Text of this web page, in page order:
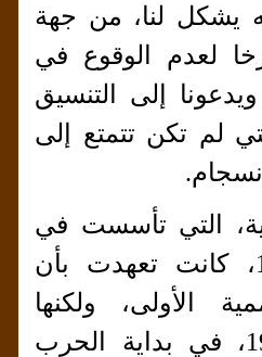
يشكل لنا، من جهة
لعدم الوقوع في
ويدعونا إلى التنسيق
لم تكن تتمتع إلى
التي تأسست في
باريس عام 1889، كانت تعهدت بأن
الأولى، ولكنها
تعرضت عام 1914، في بداية الحرب